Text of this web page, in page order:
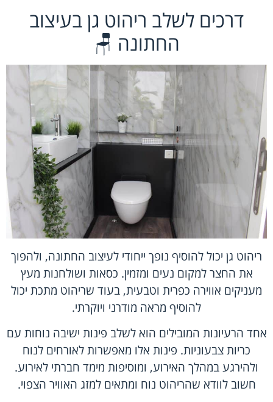
דרכים לשלב ריהוט גן בעיצוב
החתונה 🪑
ריהוט גן יכול להוסיף נופך ייחודי לעיצוב החתונה, ולהפוך
את החצר למקום נעים ומזמין. כסאות ושולחנות מעץ
מעניקים אווירה כפרית וטבעית, בעוד שריהוט מתכת יכול
להוסיף מראה מודרני ויוקרתי.
אחד הרעיונות המובילים הוא לשלב פינות ישיבה נוחות עם
כריות צבעוניות. פינות אלו מאפשרות לאורחים לנוח
ולהירגע במהלך האירוע, ומוסיפות מימד חברתי לאירוע.
חשוב לוודא שהריהוט נוח ומתאים למזג האוויר הצפוי.